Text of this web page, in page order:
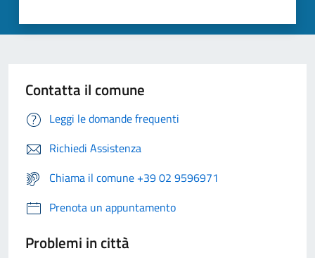
Contatta il comune
Leggi le domande frequenti
Richiedi Assistenza
Chiama il comune +39 02 9596971
Prenota un appuntamento
Problemi in città